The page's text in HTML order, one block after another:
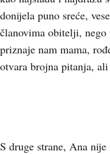
donijela puno sreće,
članovima obitelji,
priznaje nam mama,
otvara brojna pitanja,
S druge strane, Ana